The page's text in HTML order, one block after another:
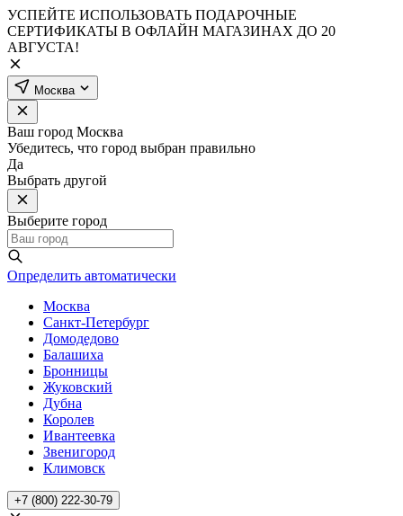
УСПЕЙТЕ ИСПОЛЬЗОВАТЬ ПОДАРОЧНЫЕ
СЕРТИФИКАТЫ В ОФЛАЙН МАГАЗИНАХ ДО 20
АВГУСТА!
Москва
Ваш город Москва
Убедитесь, что город выбран правильно
Да
Выбрать другой
Выберите город
Определить автоматически
Москва
Санкт-Петербург
Домодедово
Балашиха
Бронницы
Жуковский
Дубна
Королев
Ивантеевка
Звенигород
Климовск
+7 (800) 222-30-79